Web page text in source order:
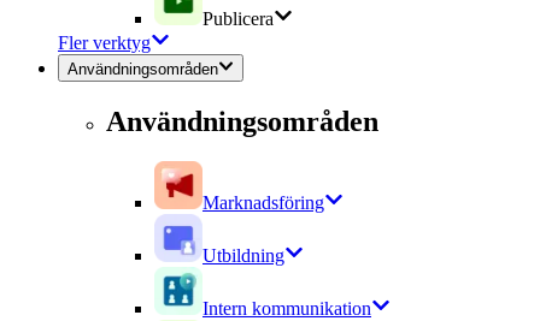
Publicera
Fler verktyg
Användningsområden
Användningsområden
Marknadsföring
Utbildning
Intern kommunikation